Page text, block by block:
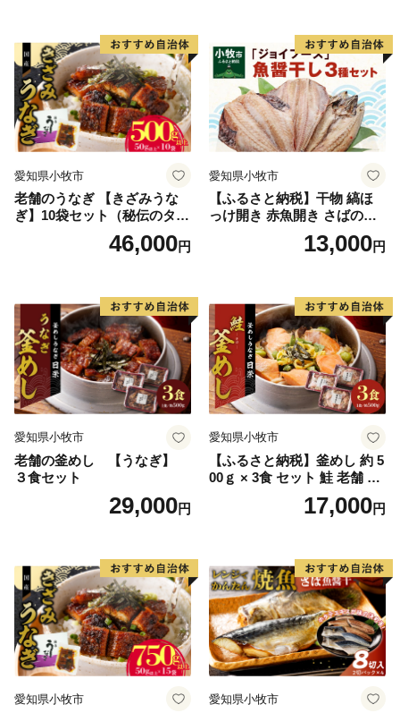
・県外にお住まいで、年2,000円以上の寄附をお寄せい
ただいた方に、鹿児島県内の観光・文化施設(仙巌園、
水族館、いおワールド かごしま水族館など約60施設)等
において入館料等の割引が受けられる「かごしま応援者
証」を発行しています。
※ご希望の方は、ご連絡をお願いいたします。
◆ワンストップ特例申請書◆
申請書を受領書と一緒にお送りします。
ワンストップ特例申請書は入金確認後３０日以内に住民
必要情報を記載の上、返送してください。
【ワンストップ特例申請書送付先】
〒897-0006
住所:鹿児島県南さつま市加世田本町41-7
宛先：鹿児島市ふるさと納税サポートセンター 宛
※鹿児島市では、ワンストップ特例申請受付を外部委託
しています。
愛知県小牧市
老舗のうなぎ 【きざみうな
ぎ】10袋セット（秘伝のタレ
46,000円
愛知県小牧市
【ふるさと納税】干物 縞ほ
っけ開き 赤魚開き さばの開
き 魚醤干し 3種 セット 詰め
合わせ 魚 おかず 肉厚 おいし
取り寄せグルメ 魚醤 ナンプ
ラー 愛知県 小牧市 冷凍 送料
無料
13,000円
愛知県小牧市
老舗の釜めし 【うなぎ】
３食セット
29,000円
愛知県小牧市
【ふるさと納税】釜めし 約 5
00ｇ × 3食 セット 鮭 老舗 急
速冷凍 レンチン 時短 簡単調
理 食品 加工品 海鮮 手作り
り寄せグルメ 愛知県 小牧市
送料無料
17,000円
愛知県小牧市 愛知県小牧市